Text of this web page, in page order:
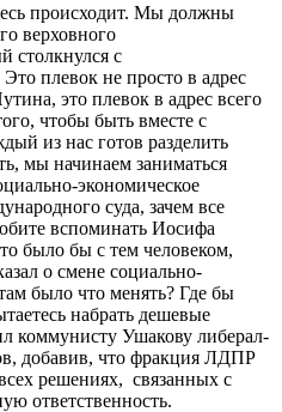
происходит. Мы должны
верховного
столкнулся с
плевок не просто в адрес
это плевок в адрес всего
чтобы быть вместе с
из нас готов разделить
мы начинаем заниматься
экономическое
суда, зачем все
вспоминать Иосифа
было бы с тем человеком,
о смене социально-
было что менять? Где бы
набрать дешевые
коммунисту Ушакову либерал-
добавив, что фракция ЛДПР
решениях, связанных с
ответственность.